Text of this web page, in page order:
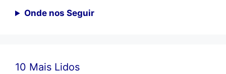
Onde nos Seguir
10 Mais Lidos